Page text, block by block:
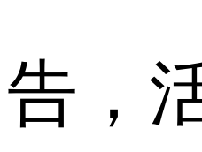
告，